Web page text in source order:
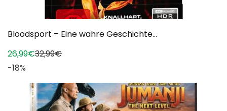
Bloodsport – Eine wahre Geschichte...
26,99€32,99€
-18%